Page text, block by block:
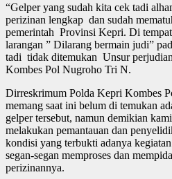
“Gelper yang sudah kita cek tadi
perizinan lengkap dan sudah
pemerintah Provinsi Kepri. Di
larangan ” Dilarang bermain judi”
tadi tidak ditemukan Unsur
Kombes Pol Nugroho Tri N.
Dirreskrimum Polda Kepri Kombes
memang saat ini belum di temukan
gelper tersebut, namun demikian
melakukan pemantauan dan
kondisi yang terbukti adanya
segan-segan memproses dan
perizinannya.